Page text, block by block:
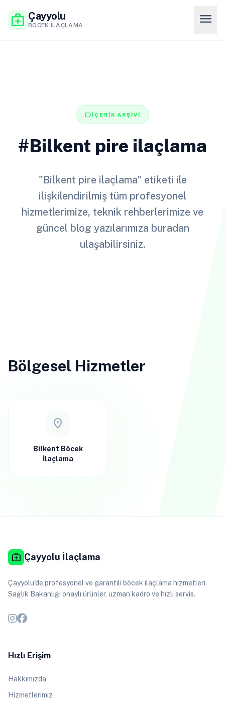
medical_services Çayyolu
BÖCEK İLAÇLAMA menu
labelİÇERİK ARŞİVİ
#Bilkent pire ilaçlama
"Bilkent pire ilaçlama" etiketi ile
ilişkilendirilmiş tüm profesyonel
hizmetlerimize, teknik rehberlerimize ve
güncel blog yazılarımıza buradan
ulaşabilirsiniz.
Bölgesel Hizmetler
location_on
Bilkent Böcek
İlaçlama
medical_services Çayyolu İlaçlama
Çayyolu'de profesyonel ve garantili böcek ilaçlama hizmetleri.
Sağlık Bakanlığı onaylı ürünler, uzman kadro ve hızlı servis.
Hızlı Erişim
Hakkımızda
Hizmetlerimiz